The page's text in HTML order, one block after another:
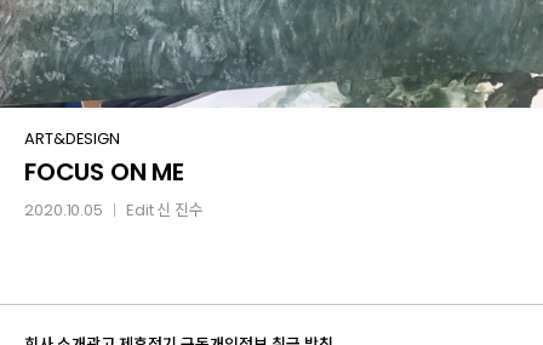
FOCUS
ON
ME
ART&DESIGN
FOCUS ON ME
2020.10.05 Edit신 진수